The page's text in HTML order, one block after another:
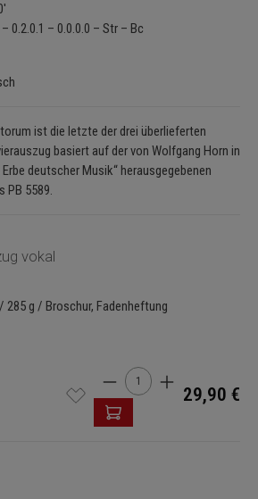
0.2.0.1 – 0.0.0.0 – Str – Bc
ist die letzte der drei überlieferten
basiert auf der von Wolfgang Horn in
Erbe deutscher Musik“ herausgegebenen
PB 5589.
vokal
285 g / Broschur, Fadenheftung
Produkt Anzahl: Gib
29,90 €